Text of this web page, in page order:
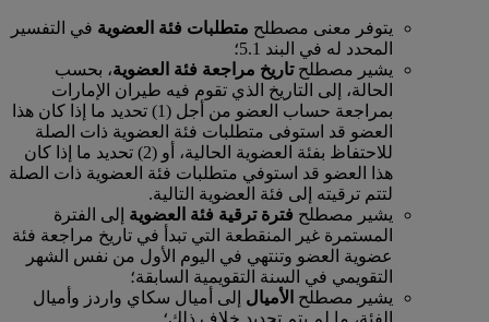
يتوفر معنى مصطلح متطلبات فئة العضوية في التفسير
المحدد له في البند 5.1؛
يشير مصطلحتاريخ مراجعة فئة العضوية، بحسب
الحالة، إلى التاريخ الذي تقوم فيه طيران الإمارات
بمراجعة حساب العضو من أجل (1) تحديد ما إذا كان هذا
العضو قد استوفى متطلبات فئة العضوية ذات الصلة
للاحتفاظ بفئة العضوية الحالية، أو (2) تحديد ما إذا كان
هذا العضو قد استوفي متطلبات فئة العضوية ذات الصلة
لتتم ترقيته إلى فئة العضوية التالية.
يشير مصطلح فترة ترقية فئة العضوية إلى الفترة
المستمرة غير المنقطعة التي تبدأ في تاريخ مراجعة فئة
عضوية العضو وتنتهي في اليوم الأول من نفس الشهر
التقويمي في السنة التقويمية السابقة؛
يشير مصطلح الأميال إلى أميال سكاي واردز وأميال
الفئة، ما لم يتم تحديد خلاف ذلك؛